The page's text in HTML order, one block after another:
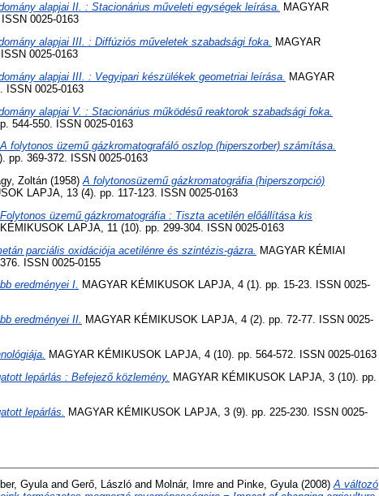
alapjai II. : Stacionárius műveleti egységek leírása. MAGYAR
0025-0163
alapjai III. : Diffúziós műveletek szabadsági foka.
MAGYAR
0025-0163
alapjai III. : Vegyipari készülékek geometriai leírása. MAGYAR
ISSN 0025-0163
alapjai V. : Stacionárius működésű reaktorok szabadsági foka.
544-550. ISSN 0025-0163
A folytonos üzemű gázkromatografáló oszlop (hiperszorber) számítása.
pp. 369-372. ISSN 0025-0163
Zoltán (1958)A folytonosüzemű gázkromatográfia (hiperszorpció)
LAPJA, 13 (4). pp. 117-123. ISSN 0025-0163
Folytonos üzemű gázkromatográfia : Tiszta acetilén előállítása kis
LAPJA, 11 (10). pp. 299-304. ISSN 0025-0163
parciális oxidációja acetilénre és szintézis-gázra. MAGYAR KÉMIAI
ISSN 0025-0155
eredményei I. MAGYAR KÉMIKUSOK LAPJA, 4 (1). pp. 15-23. ISSN 0025-
eredményei II. MAGYAR KÉMIKUSOK LAPJA, 4 (2). pp. 72-77. ISSN 0025-
MAGYAR KÉMIKUSOK LAPJA, 4 (10). pp. 564-572. ISSN 0025-0163
lepárlás : Befejező közlemény.
MAGYAR KÉMIKUSOK LAPJA, 3 (10). pp.
lepárlás.
MAGYAR KÉMIKUSOK LAPJA, 3 (9). pp. 225-230. ISSN 0025-
Gyulaand Gerő, László and Molnár, Imre and Pinke, Gyula(2008)A változó